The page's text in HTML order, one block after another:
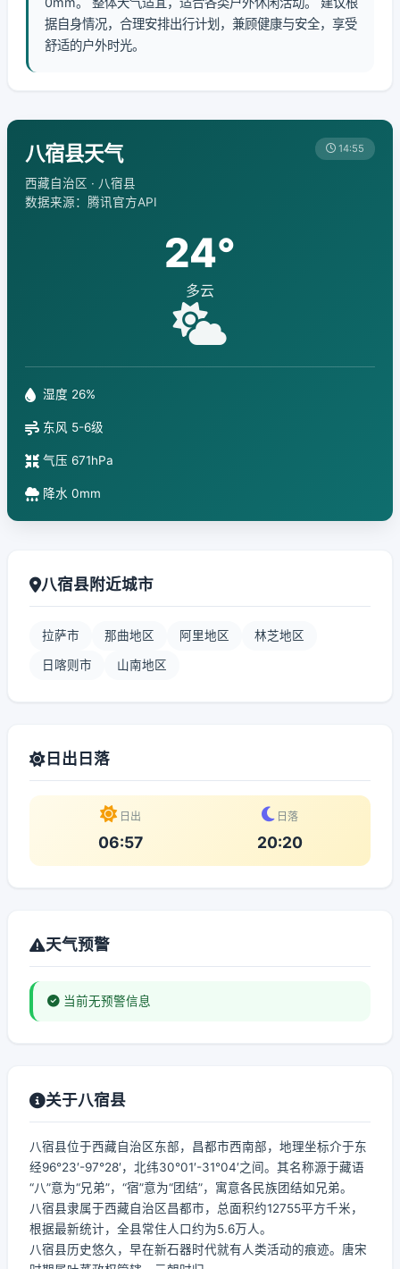
据自身情况，合理安排出行计划，兼顾健康与安全，享受
舒适的户外时光。
八宿县天气
西藏自治区 · 八宿县
数据来源：腾讯官方API
14:55
24°
多云
湿度 26%
东风 5-6级
气压 671hPa
降水 0mm
八宿县附近城市
拉萨市 那曲地区 阿里地区 林芝地区
日喀则市 山南地区
日出日落
日出
06:57
日落
20:20
天气预警
当前无预警信息
关于八宿县
八宿县位于西藏自治区东部，昌都市西南部，地理坐标介于东
经96°23′-97°28′，北纬30°01′-31°04′之间。其名称源于藏语
“八”意为“兄弟”，“宿”意为“团结”，寓意各民族团结如兄弟。
八宿县隶属于西藏自治区昌都市，总面积约12755平方千米，
根据最新统计，全县常住人口约为5.6万人。
八宿县历史悠久，早在新石器时代就有人类活动的痕迹。唐宋